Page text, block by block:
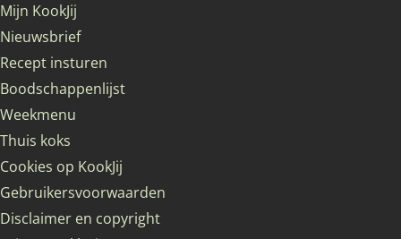
Mijn KookJij
Nieuwsbrief
Recept insturen
Boodschappenlijst
Weekmenu
Thuis koks
Cookies op KookJij
Gebruikersvoorwaarden
Disclaimer en copyright